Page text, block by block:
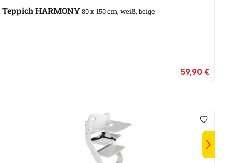
Teppich HARMONY80 x 150 cm, weiß, beige
59,90 €